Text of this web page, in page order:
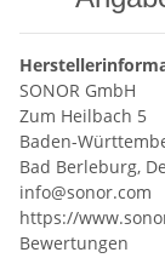
SONOR GmbH
Zum Heilbach 5
Baden-
Bad Berleburg,
info@sonor.com
https://
Bewertungen